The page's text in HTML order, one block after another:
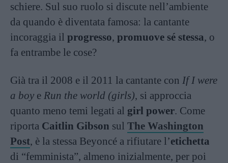
schiere. Sul suo ruolo si discute nell’ambiente
da quando è diventata famosa: la cantante
incoraggia il progresso, promuove sé stessa, o
fa entrambe le cose?
Già tra il 2008 e il 2011 la cantante con If I were
a boy e Run the world (girls), si approccia
quanto meno temi legati al girl power. Come
riporta Caitlin Gibson sul The Washington
Post, è la stessa Beyoncé a rifiutare l’etichetta
di “femminista”, almeno inizialmente, per poi